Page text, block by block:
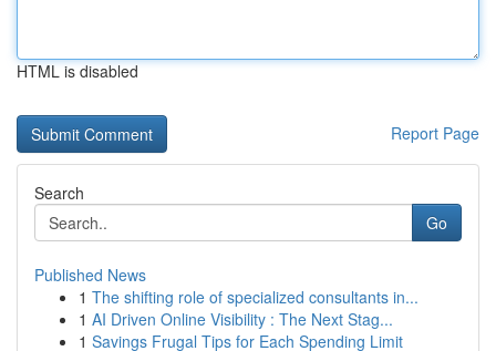
HTML is disabled
Report Page
Search
Go
Published News
1 The shifting role of specialized consultants in...
1 AI Driven Online Visibility : The Next Stag...
1 Savings Frugal Tips for Each Spending Limit